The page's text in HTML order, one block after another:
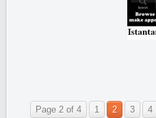
Page 2 of 4 1 2 3 4